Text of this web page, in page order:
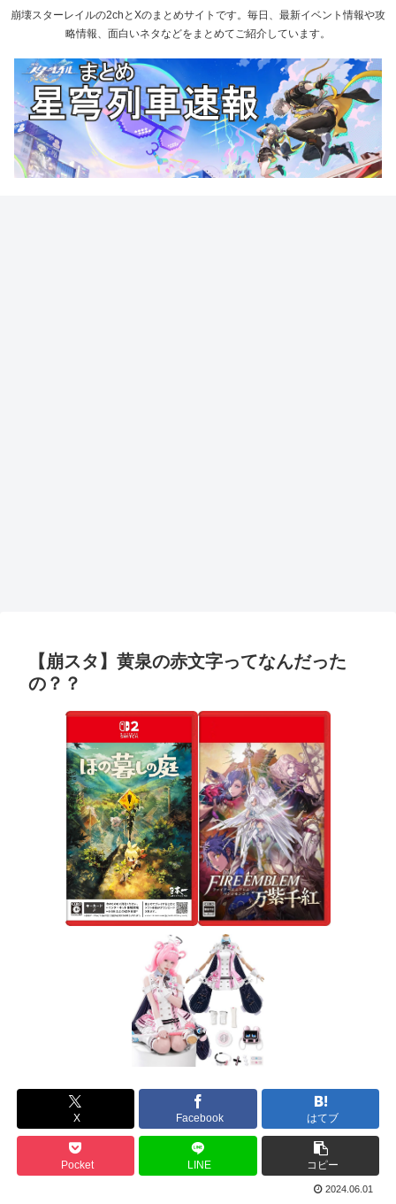
崩壊スターレイルの2chとXのまとめサイトです。毎日、最新イベント情報や攻
略情報、面白いネタなどをまとめてご紹介しています。
【崩スタ】黄泉の赤文字ってなんだった
の？？
X Facebook はてブ
Pocket LINE コピー
2024.06.01